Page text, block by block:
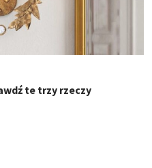
te trzy rzeczy